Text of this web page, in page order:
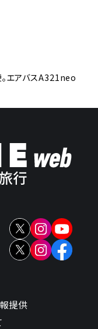
。エアバスA321neo
提供